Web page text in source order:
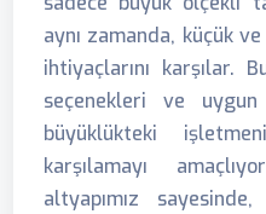
aynı zamanda, küçük
ihtiyaçlarını karşılar.
seçenekleri ve
büyüklükteki
karşılamayı
altyapımız